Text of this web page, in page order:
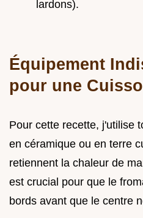
lardons).
Équipement
pour une
Pour cette recette, j'utilise
en céramique ou en terre
retiennent la chaleur de
est crucial pour que le
bords avant que le centre